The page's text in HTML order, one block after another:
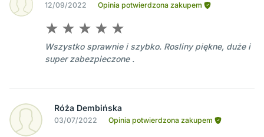
12/09/2022 Opinia potwierdzona zakupem
Wszystko sprawnie i szybko. Rosliny piękne, duże i
super zabezpieczone .
Róża Dembińska
03/07/2022 Opinia potwierdzona zakupem